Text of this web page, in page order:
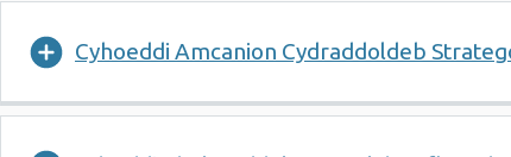
Cyhoeddi Amcanion Cydraddoldeb